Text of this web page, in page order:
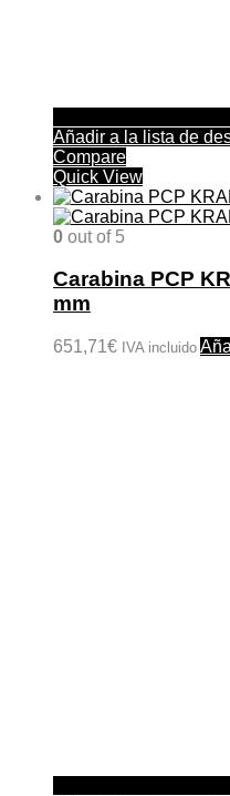
Añadir a la lista de
Compare
Quick View
0 out of 5
Carabina PCP
mm
651,71€ IVA incluido